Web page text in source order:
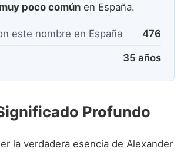
de niño que empiezan por Y
de niño que empiezan por Z
muy poco común en España.
este nombre en España 476
35 años
Profundo
la verdadera esencia de Alexander